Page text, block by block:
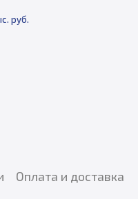
руб.
Оплата и доставка